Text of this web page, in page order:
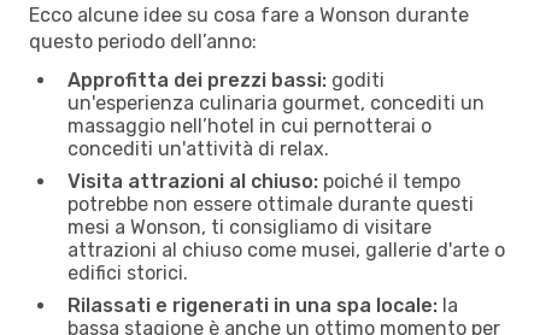
Ecco alcune idee su cosa fare a Wonson durante
questo periodo dell’anno:
Approfitta dei prezzi bassi: goditi
un'esperienza culinaria gourmet, concediti un
massaggio nell’hotel in cui pernotterai o
concediti un'attività di relax.
Visita attrazioni al chiuso: poiché il tempo
potrebbe non essere ottimale durante questi
mesi a Wonson, ti consigliamo di visitare
attrazioni al chiuso come musei, gallerie d'arte o
edifici storici.
Rilassati e rigenerati in una spa locale: la
bassa stagione è anche un ottimo momento per